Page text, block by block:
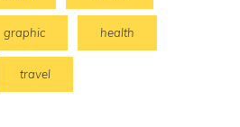
graphic health
travel